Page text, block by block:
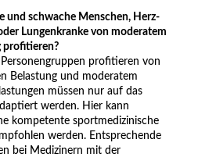
und schwache Menschen, Herz-
Lungenkranke von moderatem
profitieren?
profitieren von
Belastung und moderatem
müssen nur auf das
werden. Hier kann
kompetente sportmedizinische
werden. Entsprechende
bei Medizinern mit der